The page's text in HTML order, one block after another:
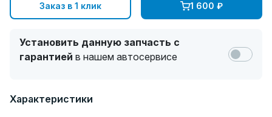
Заказ в 1 клик 1 600 ₽
Установить данную запчасть с
гарантией в нашем автосервисе
Характеристики